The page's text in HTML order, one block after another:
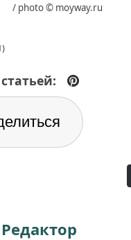
/ photo © moyway.ru
нужно сделать в Уфе
Редактор